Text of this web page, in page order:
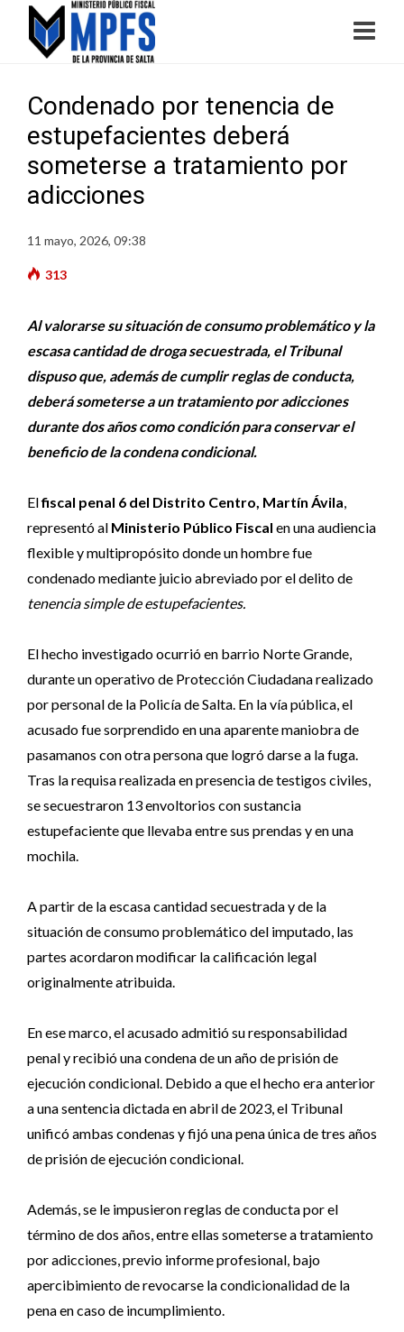
Condenado por tenencia de
estupefacientes deberá
someterse a tratamiento por
adicciones
11 mayo, 2026, 09:38
313
Al valorarse su situación de consumo problemático y la
escasa cantidad de droga secuestrada, el Tribunal
dispuso que, además de cumplir reglas de conducta,
deberá someterse a un tratamiento por adicciones
durante dos años como condición para conservar el
beneficio de la condena condicional.
Elfiscal penal 6 del Distrito Centro, Martín Ávila,
representó al Ministerio Público Fiscal en una audiencia
flexible y multipropósito donde un hombre fue
condenado mediante juicio abreviado por el delito de
tenencia simple de estupefacientes.
El hecho investigado ocurrió en barrio Norte Grande,
durante un operativo de Protección Ciudadana realizado
por personal de la Policía de Salta. En la vía pública, el
acusado fue sorprendido en una aparente maniobra de
pasamanos con otra persona que logró darse a la fuga.
Tras la requisa realizada en presencia de testigos civiles,
se secuestraron 13 envoltorios con sustancia
estupefaciente que llevaba entre sus prendas y en una
mochila.
A partir de la escasa cantidad secuestrada y de la
situación de consumo problemático del imputado, las
partes acordaron modificar la calificación legal
originalmente atribuida.
En ese marco, el acusado admitió su responsabilidad
penal y recibió una condena de un año de prisión de
ejecución condicional. Debido a que el hecho era anterior
a una sentencia dictada en abril de 2023, el Tribunal
unificó ambas condenas y fijó una pena única de tres años
de prisión de ejecución condicional.
Además, se le impusieron reglas de conducta por el
término de dos años, entre ellas someterse a tratamiento
por adicciones, previo informe profesional, bajo
apercibimiento de revocarse la condicionalidad de la
pena en caso de incumplimiento.